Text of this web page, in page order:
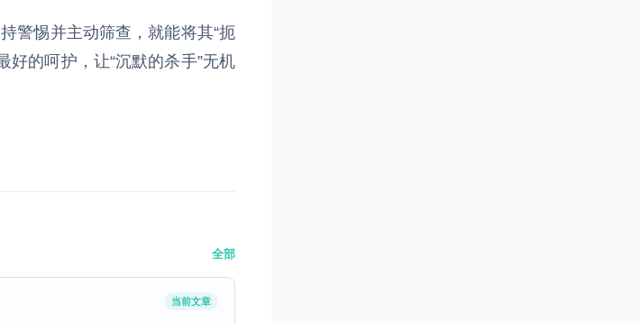
警惕并主动筛查，就能将其“扼
的呵护，让“沉默的杀手”无机
全部
当前文章